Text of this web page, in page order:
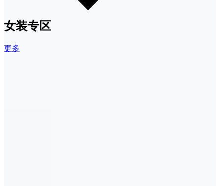
女装专区
更多